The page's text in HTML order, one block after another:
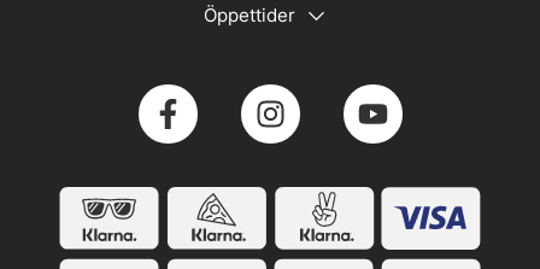
Öppettider